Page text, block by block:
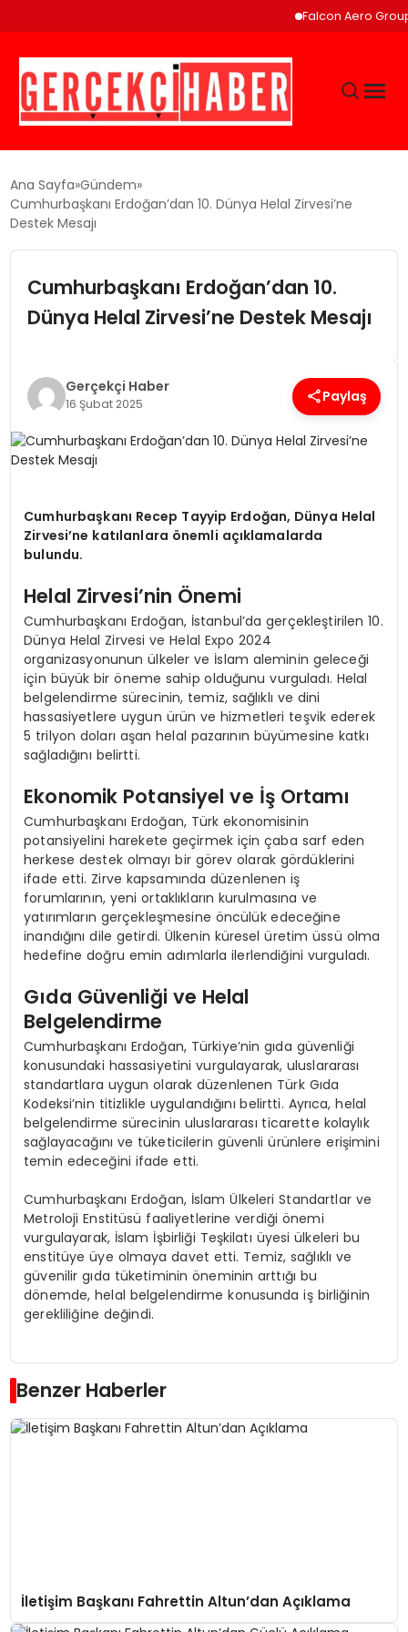
Falcon Aero Group,
GÜNCEL
EĞITIM
EKONOMI
SAĞLIK
SPOR
YAŞAM
Ana Sayfa Gündem
Cumhurbaşkanı Erdoğan’dan 10. Dünya Helal Zirvesi’ne
Destek Mesajı
Cumhurbaşkanı Erdoğan’dan 10.
Dünya Helal Zirvesi’ne Destek Mesajı
Gerçekçi Haber
16 Şubat 2025 Paylaş
Cumhurbaşkanı Recep Tayyip Erdoğan, Dünya Helal
Zirvesi’ne katılanlara önemli açıklamalarda
bulundu.
Helal Zirvesi’nin Önemi
Cumhurbaşkanı Erdoğan, İstanbul’da gerçekleştirilen 10.
Dünya Helal Zirvesi ve Helal Expo 2024
organizasyonunun ülkeler ve İslam aleminin geleceği
için büyük bir öneme sahip olduğunu vurguladı. Helal
belgelendirme sürecinin, temiz, sağlıklı ve dini
hassasiyetlere uygun ürün ve hizmetleri teşvik ederek
5 trilyon doları aşan helal pazarının büyümesine katkı
sağladığını belirtti.
Ekonomik Potansiyel ve İş Ortamı
Cumhurbaşkanı Erdoğan, Türk ekonomisinin
potansiyelini harekete geçirmek için çaba sarf eden
herkese destek olmayı bir görev olarak gördüklerini
ifade etti. Zirve kapsamında düzenlenen iş
forumlarının, yeni ortaklıkların kurulmasına ve
yatırımların gerçekleşmesine öncülük edeceğine
inandığını dile getirdi. Ülkenin küresel üretim üssü olma
hedefine doğru emin adımlarla ilerlendiğini vurguladı.
Gıda Güvenliği ve Helal
Belgelendirme
Cumhurbaşkanı Erdoğan, Türkiye’nin gıda güvenliği
konusundaki hassasiyetini vurgulayarak, uluslararası
standartlara uygun olarak düzenlenen Türk Gıda
Kodeksi’nin titizlikle uygulandığını belirtti. Ayrıca, helal
belgelendirme sürecinin uluslararası ticarette kolaylık
sağlayacağını ve tüketicilerin güvenli ürünlere erişimini
temin edeceğini ifade etti.
Cumhurbaşkanı Erdoğan, İslam Ülkeleri Standartlar ve
Metroloji Enstitüsü faaliyetlerine verdiği önemi
vurgulayarak, İslam İşbirliği Teşkilatı üyesi ülkeleri bu
enstitüye üye olmaya davet etti. Temiz, sağlıklı ve
güvenilir gıda tüketiminin öneminin arttığı bu
dönemde, helal belgelendirme konusunda iş birliğinin
gerekliliğine değindi.
Benzer Haberler
İletişim Başkanı Fahrettin Altun’dan Açıklama